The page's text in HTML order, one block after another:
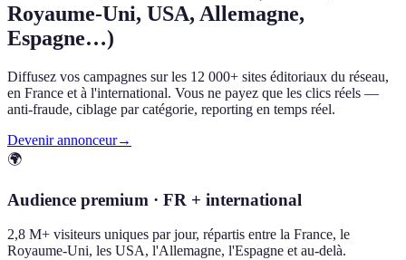
Royaume-Uni, USA, Allemagne,
Espagne…)
Diffusez vos campagnes sur les 12 000+ sites éditoriaux du réseau,
en France et à l'international. Vous ne payez que les clics réels —
anti-fraude, ciblage par catégorie, reporting en temps réel.
Devenir annonceur→
🌍
Audience premium · FR + international
2,8 M+ visiteurs uniques par jour, répartis entre la France, le
Royaume-Uni, les USA, l'Allemagne, l'Espagne et au-delà.